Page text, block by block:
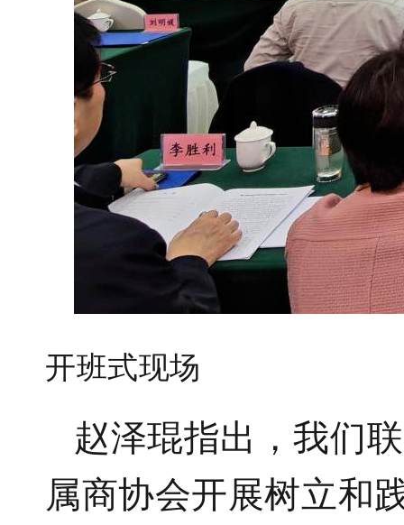
开班式现场
赵泽琨指出，我们
属商协会开展树立和